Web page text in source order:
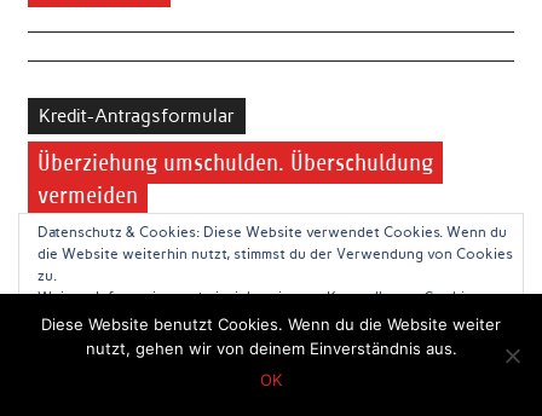
Datenschutz & Cookies: Diese Website verwendet Cookies. Wenn du
die Website weiterhin nutzt, stimmst du der Verwendung von Cookies
zu.
Weitere Informationen, beispielsweise zur Kontrolle von Cookies,
findest du hier:Cookie-Richtlinie
Kredit-Antragsformular
Überziehung umschulden. Überschuldung
vermeiden
Schnell ist es passiert! Einige ungeplante Ausgaben! Erst
war es nur der finanzierte Urlaub. Ja Ok! Aber das musste
Einschränkungen. Das Girokonto […]
Diese Website benutzt Cookies. Wenn du die Website weiter
nutzt, gehen wir von deinem Einverständnis aus.
OK